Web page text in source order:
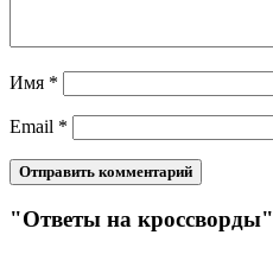
Имя *
Email *
"Ответы на кроссворды"